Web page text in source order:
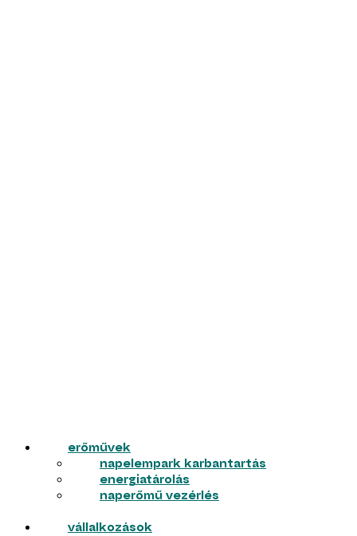
erőművek
napelempark karbantartás
energiatárolás
naperőmű vezérlés
vállalkozások